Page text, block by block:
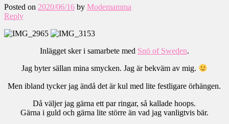
Posted on 2020/06/16 by Modemamma
Reply
Inlägget sker i samarbete med Snö of Sweden.
Jag byter sällan mina smycken. Jag är bekväm av mig.
Men ibland tycker jag ändå det är kul med lite festligare örhängen.
Då väljer jag gärna ett par ringar, så kallade hoops.
Gärna i guld och gärna lite större än vad jag vanligtvis bär.